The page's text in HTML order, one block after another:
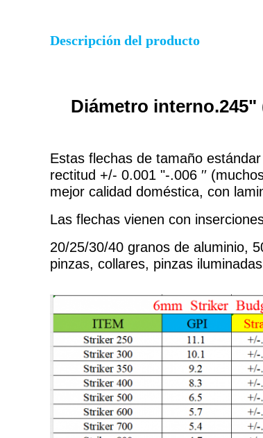
Descripción del producto
Diámetro interno.245"
Estas flechas de tamaño
rectitud +/- 0.001 "-.006 ′′
mejor calidad doméstica, con
Las flechas vienen con
20/25/30/40 granos de aluminio,
pinzas, collares, pinzas